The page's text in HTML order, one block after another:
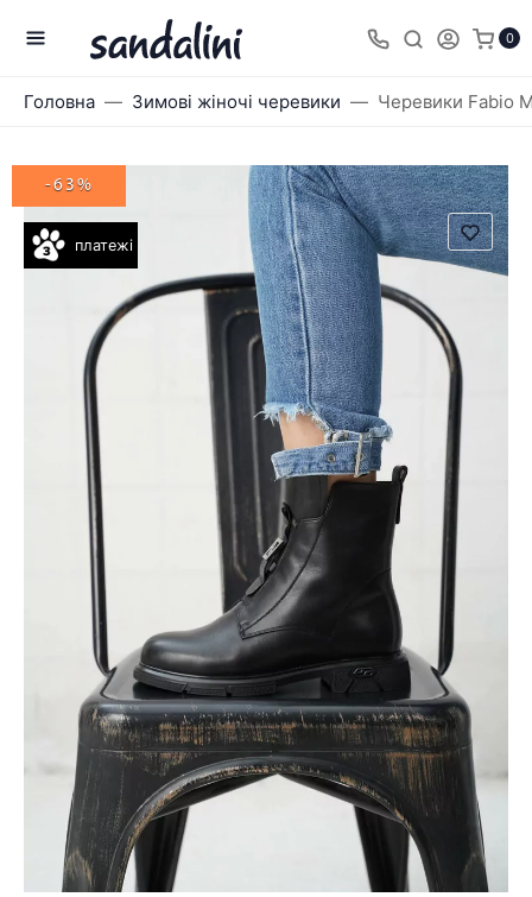
0
Головна Зимові жіночі черевики Черевики Fabio
платежі
-63%